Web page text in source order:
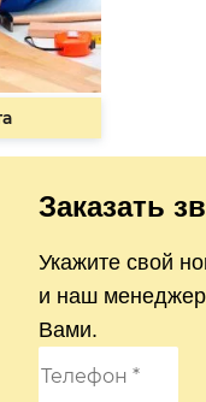
Заказать
Укажите свой
и наш менеджер
Вами.